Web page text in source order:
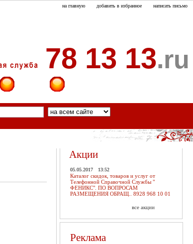
на главную добавить в избранное написать письмо
78 13 13.ru
Акции
05.05.2017 13:52
Каталог скидок, товаров и услуг от
Телефонной Справочной Службы "
ФЕНИКС". ПО ВОПРОСАМ
РАЗМЕЩЕНИЯ ОБРАЩ.. 8928 968 10 01
все акции
Реклама